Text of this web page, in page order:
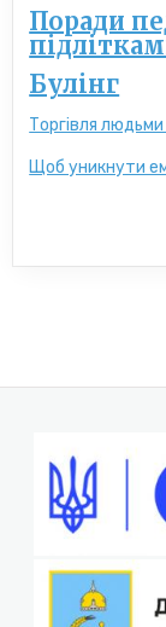
Поради
Булінг
Торгівля
Щоб уникнути